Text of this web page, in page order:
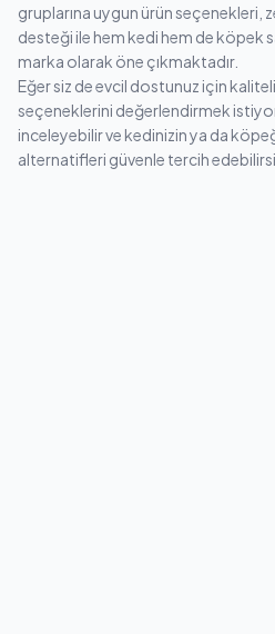
gruplarına uygun ürün seçenekleri,
desteği ile hem kedi hem de köpek
marka olarak öne çıkmaktadır.
Eğer siz de evcil dostunuz için
seçeneklerini değerlendirmek
inceleyebilir ve kedinizin ya da
alternatifleri güvenle tercih